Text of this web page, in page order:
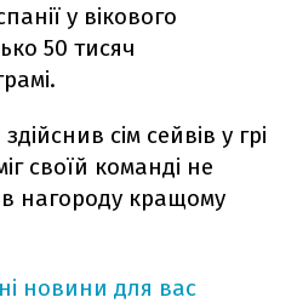
у вікового
50 тисяч
сім сейвів у грі
своїй команді не
нагороду кращому
новини для вас